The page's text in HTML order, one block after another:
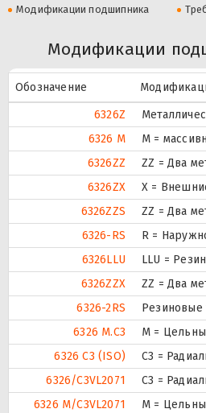
Модификации подшипника
Модификации
Обозначение
6326Z
6326 M
M =
6326ZZ
ZZ = Два
6326ZX
X =
6326ZZS
ZZ = Два
6326-RS
R =
6326LLU
LLU =
6326ZZX
ZZ = Два
6326-2RS
Резиновые
6326 M.C3
M =
6326 C3 (ISO)
C3 =
6326/C3VL2071
C3 =
6326 M/C3VL2071
M =